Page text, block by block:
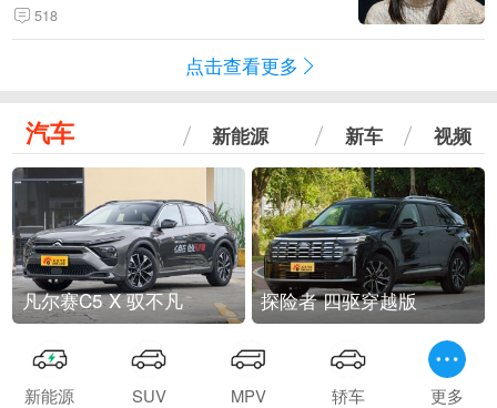
518
点击查看更多
汽车 新能源 新车 视频
凡尔赛C5 X 驭不凡 探险者 四驱穿越版
新能源 SUV MPV 轿车 更多